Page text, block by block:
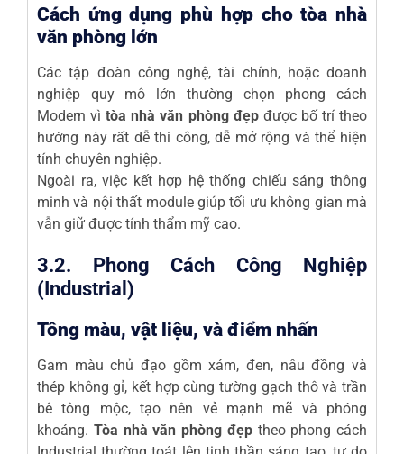
Cách ứng dụng phù hợp cho tòa nhà
văn phòng lớn
Các tập đoàn công nghệ, tài chính, hoặc doanh
nghiệp quy mô lớn thường chọn phong cách
Modern vìtòa nhà văn phòng đẹpđược bố trí theo
hướng này rất dễ thi công, dễ mở rộng và thể hiện
tính chuyên nghiệp.
Ngoài ra, việc kết hợp hệ thống chiếu sáng thông
minh và nội thất module giúp tối ưu không gian mà
vẫn giữ được tính thẩm mỹ cao.
3.2. Phong Cách Công Nghiệp
(Industrial)
Tông màu, vật liệu, và điểm nhấn
Gam màu chủ đạo gồm xám, đen, nâu đồng và
thép không gỉ, kết hợp cùng tường gạch thô và trần
bê tông mộc, tạo nên vẻ mạnh mẽ và phóng
khoáng. Tòa nhà văn phòng đẹptheo phong cách